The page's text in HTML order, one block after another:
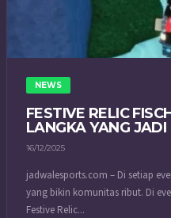
NEWS
FESTIVE RELIC
LANGKA YANG
16/12/2025
jadwalesports.com – Di setiap
yang bikin komunitas ribut. Di
Festive Relic...